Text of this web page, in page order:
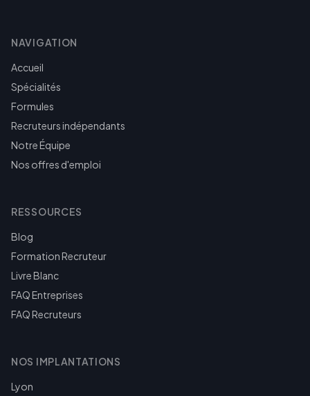
NAVIGATION
Accueil
Spécialités
Formules
Recruteurs indépendants
Notre Équipe
Nos offres d'emploi
RESSOURCES
Blog
Formation Recruteur
Livre Blanc
FAQ Entreprises
FAQ Recruteurs
NOS IMPLANTATIONS
Lyon